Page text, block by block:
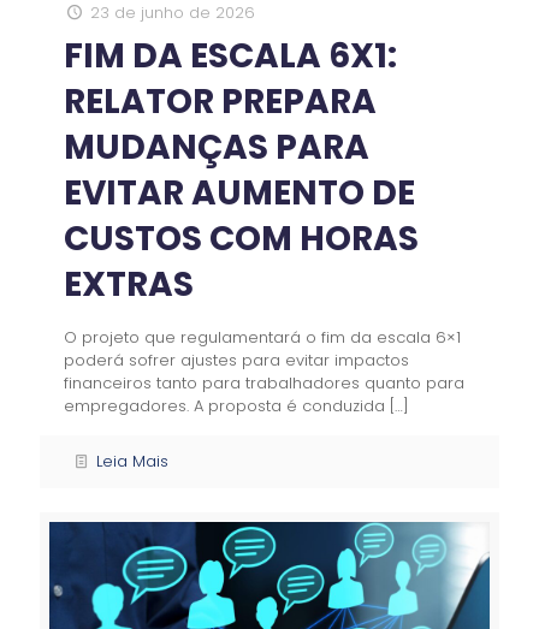
23 de junho de 2026
FIM DA ESCALA 6X1:
RELATOR PREPARA
MUDANÇAS PARA
EVITAR AUMENTO DE
CUSTOS COM HORAS
EXTRAS
O projeto que regulamentará o fim da escala 6×1
poderá sofrer ajustes para evitar impactos
financeiros tanto para trabalhadores quanto para
empregadores. A proposta é conduzida […]
Leia Mais